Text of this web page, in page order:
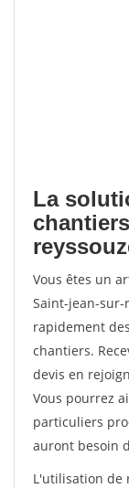
La
Vous êtes un
Saint-jean-sur-
rapidement
chantiers.
devis en
Vous pourrez
particuliers
auront besoin
L'utilisation de